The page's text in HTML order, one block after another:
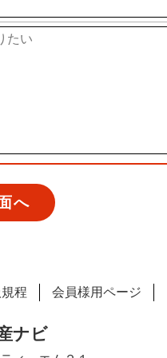
程 会員様用ページ
ナビ